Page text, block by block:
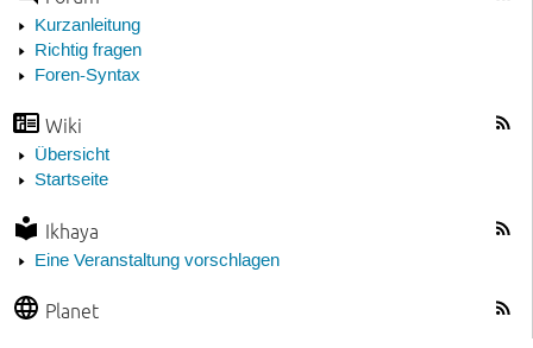
Kurzanleitung
Richtig fragen
Foren-Syntax
Wiki
Übersicht
Startseite
Ikhaya
Eine Veranstaltung vorschlagen
Planet